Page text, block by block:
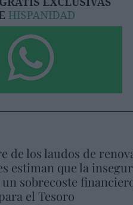
de los laudos de
estiman que la
sobrecoste
el Tesoro